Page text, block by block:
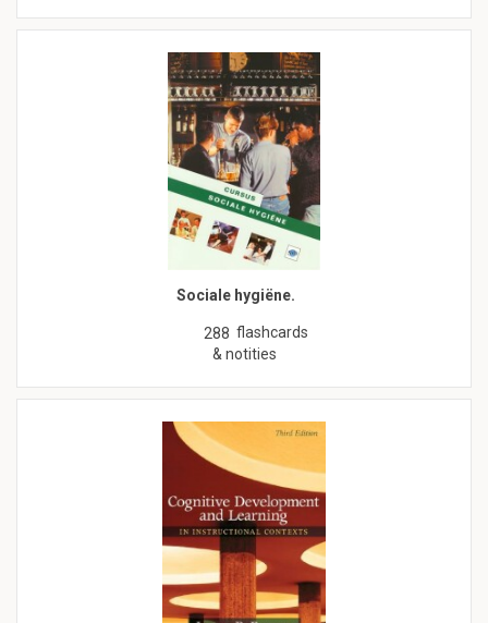
Sociale hygiëne.
288 flashcards
& notities